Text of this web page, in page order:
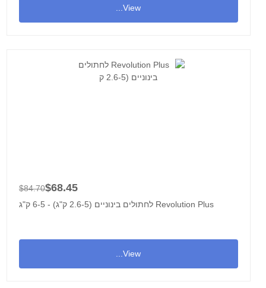
View...
$68.45
$84.70
Revolution Plus לחתולים בינוניים (2.6-5 ק"ג) - 6-5 ק"ג
View...